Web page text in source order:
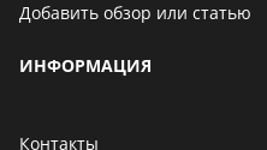
Добавить обзор или статью
ИНФОРМАЦИЯ
Контакты